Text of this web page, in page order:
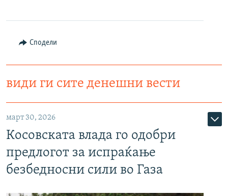
Сподели
види ги сите денешни вести
март 30, 2026
Косовската влада го одобри
предлогот за испраќање
безбедносни сили во Газа